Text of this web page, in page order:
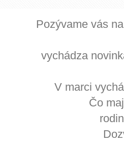
Pozývame vás
vychádza
V marci
Čo